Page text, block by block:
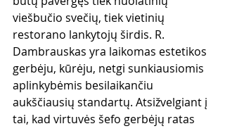
viešbučio svečių, tiek vietinių
restorano lankytojų širdis. R.
Dambrauskas yra laikomas estetikos
gerbėju, kūrėju, netgi sunkiausiomis
aplinkybėmis besilaikančiu
aukščiausių standartų. Atsižvelgiant į
tai, kad virtuvės šefo gerbėjų ratas